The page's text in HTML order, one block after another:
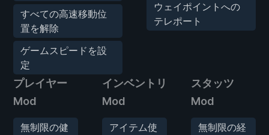
すべての高速移動位
置を解除
ゲームスピードを設
定
ウェイポイントへの
テレポート
プレイヤー
Mod
無制限の健
インベントリ
Mod
アイテム使
スタッツ
Mod
無制限の経